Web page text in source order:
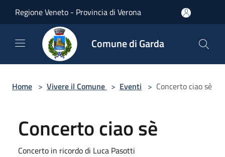
Regione Veneto - Provincia di Verona
Comune di Garda
Home > Vivere il Comune > Eventi > Concerto ciao sè
Concerto ciao sè
Concerto in ricordo di Luca Pasotti